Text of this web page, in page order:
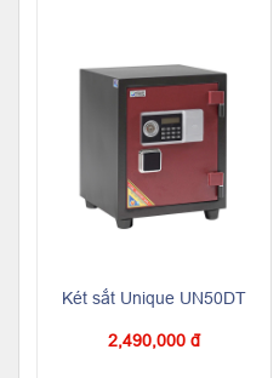
Két sắt Unique UN50DT
2,490,000 đ